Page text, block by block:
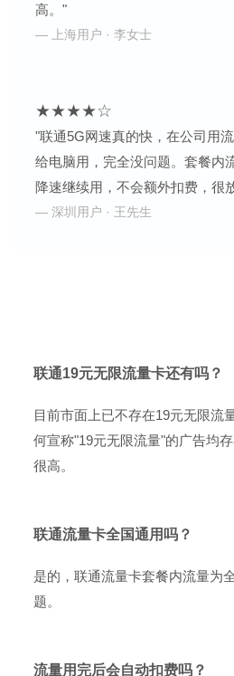
高。"
— 上海用户 · 李女士
★★★★☆
"联通5G网速真的快，在公司用
给电脑用，完全没问题。套餐内
降速继续用，不会额外扣费，很
— 深圳用户 · 王先生
联通19元无限流量卡还有吗？
目前市面上已不存在19元无限流
何宣称"19元无限流量"的广告均
很高。
联通流量卡全国通用吗？
是的，联通流量卡套餐内流量为
题。
流量用完后会自动扣费吗？